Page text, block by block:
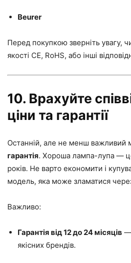
Beurer
Перед покупкою зверніть увагу,
якості CE, RoHS, або інші
10. Врахуйте
ціни та гарантії
Останній, але не менш
гарантія. Хороша лампа-лупа — це
років. Не варто економити і
модель, яка може зламатися через
Важливо:
Гарантія від 12 до 24 місяців —
якісних брендів.